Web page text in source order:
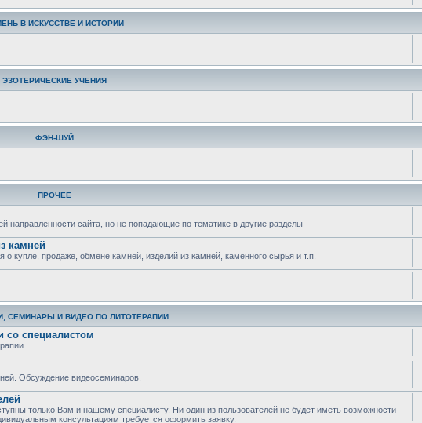
В ИСКУССТВЕ И ИСТОРИИ
ЭЗОТЕРИЧЕСКИЕ УЧЕНИЯ
ФЭН-ШУЙ
ПРОЧЕЕ
направленности сайта, но не попадающие по тематике в другие разделы
камней
купле, продаже, обмене камней, изделий из камней, каменного сырья и т.п.
СЕМИНАРЫ И ВИДЕО ПО ЛИТОТЕРАПИИ
со специалистом
Обсуждение видеосеминаров.
только Вам и нашему специалисту. Ни один из пользователей не будет иметь возможности
консультациям требуется оформить заявку.